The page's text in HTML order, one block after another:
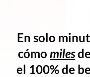
En solo
cómo miles
el 100% de